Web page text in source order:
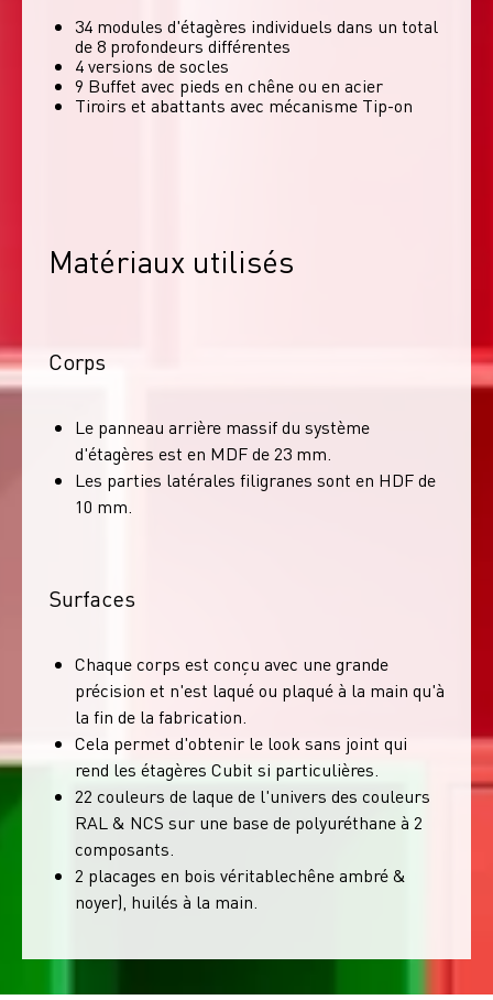
34 modules d'étagères individuels dans un total
de 8 profondeurs différentes
4 versions de socles
9 Buffet avec pieds en chêne ou en acier
Tiroirs et abattants avec mécanisme Tip-on
Matériaux utilisés
Corps
Le panneau arrière massif du système
d'étagères est en MDF de 23 mm.
Les parties latérales filigranes sont en HDF de
10 mm.
Surfaces
Chaque corps est conçu avec une grande
précision et n'est laqué ou plaqué à la main qu'à
la fin de la fabrication.
Cela permet d'obtenir le look sans joint qui
rend les étagères Cubit si particulières.
22 couleurs de laque de l'univers des couleurs
RAL & NCS sur une base de polyuréthane à 2
composants.
2 placages en bois véritablechêne ambré &
noyer), huilés à la main.